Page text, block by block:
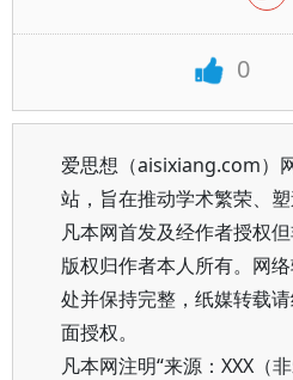
0
爱思想（aisixiang.com）
站，旨在推动学术繁荣、塑
凡本网首发及经作者授权
版权归作者本人所有。网
处并保持完整，纸媒转载
面授权。
凡本网注明“来源：XXX（